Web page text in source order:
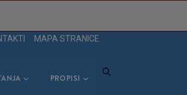
MAPA STRANICE
PROPISI